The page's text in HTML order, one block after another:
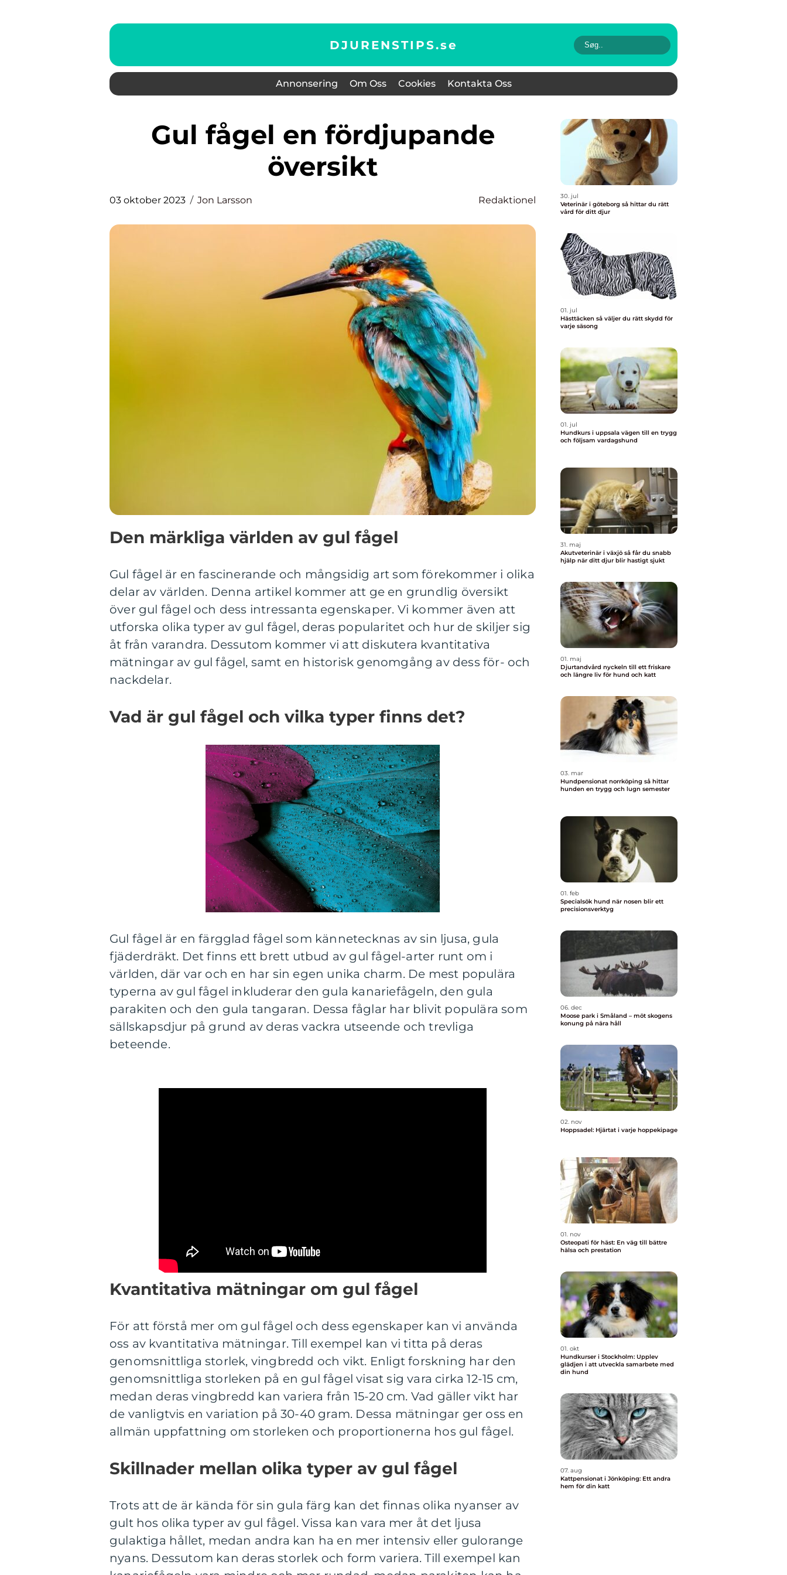
DJURENSTIPS.se
Annonsering Om Oss Cookies Kontakta Oss
Gul fågel en fördjupande
översikt
03 oktober 2023 Jon Larsson Redaktionel
Den märkliga världen av gul fågel
Gul fågel är en fascinerande och mångsidig art som förekommer i olika
delar av världen. Denna artikel kommer att ge en grundlig översikt
över gul fågel och dess intressanta egenskaper. Vi kommer även att
utforska olika typer av gul fågel, deras popularitet och hur de skiljer sig
åt från varandra. Dessutom kommer vi att diskutera kvantitativa
mätningar av gul fågel, samt en historisk genomgång av dess för- och
nackdelar.
Vad är gul fågel och vilka typer finns det?
Gul fågel är en färgglad fågel som kännetecknas av sin ljusa, gula
fjäderdräkt. Det finns ett brett utbud av gul fågel-arter runt om i
världen, där var och en har sin egen unika charm. De mest populära
typerna av gul fågel inkluderar den gula kanariefågeln, den gula
parakiten och den gula tangaran. Dessa fåglar har blivit populära som
sällskapsdjur på grund av deras vackra utseende och trevliga
beteende.
Kvantitativa mätningar om gul fågel
För att förstå mer om gul fågel och dess egenskaper kan vi använda
oss av kvantitativa mätningar. Till exempel kan vi titta på deras
genomsnittliga storlek, vingbredd och vikt. Enligt forskning har den
genomsnittliga storleken på en gul fågel visat sig vara cirka 12-15 cm,
medan deras vingbredd kan variera från 15-20 cm. Vad gäller vikt har
de vanligtvis en variation på 30-40 gram. Dessa mätningar ger oss en
allmän uppfattning om storleken och proportionerna hos gul fågel.
Skillnader mellan olika typer av gul fågel
Trots att de är kända för sin gula färg kan det finnas olika nyanser av
gult hos olika typer av gul fågel. Vissa kan vara mer åt det ljusa
gulaktiga hållet, medan andra kan ha en mer intensiv eller gulorange
nyans. Dessutom kan deras storlek och form variera. Till exempel kan
30. jul
Veterinär i göteborg så hittar du rätt
vård för ditt djur
01. jul
Hästtäcken så väljer du rätt skydd för
varje säsong
01. jul
Hundkurs i uppsala vägen till en trygg
och följsam vardagshund
31. maj
Akutveterinär i växjö så får du snabb
hjälp när ditt djur blir hastigt sjukt
01. maj
Djurtandvård nyckeln till ett friskare
och längre liv för hund och katt
03. mar
Hundpensionat norrköping så hittar
hunden en trygg och lugn semester
01. feb
Specialsök hund när nosen blir ett
precisionsverktyg
06. dec
Moose park i Småland – möt skogens
konung på nära håll
02. nov
Hoppsadel: Hjärtat i varje hoppekipage
01. nov
Osteopati för häst: En väg till bättre
hälsa och prestation
01. okt
Hundkurser i Stockholm: Upplev
glädjen i att utveckla samarbete med
din hund
07. aug
Kattpensionat i Jönköping: Ett andra
hem för din katt